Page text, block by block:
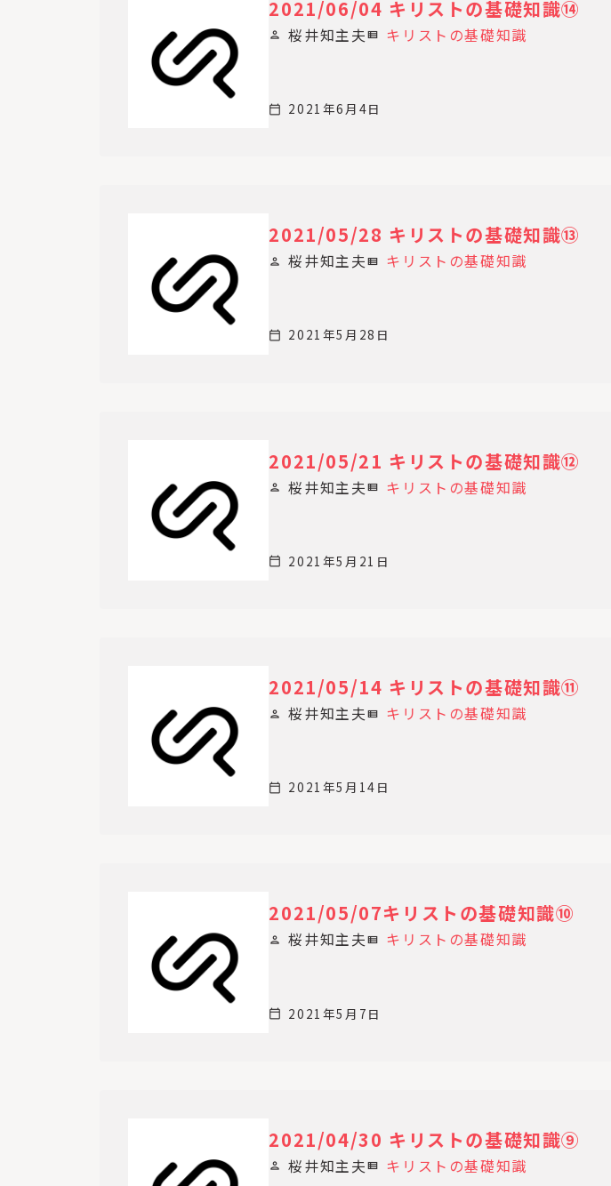
2021/06/04 キリストの基礎知識⑭
person 桜井知主夫 view_list キリストの基礎知識
calendar_today 2021年6月4日
2021/05/28 キリストの基礎知識⑬
person 桜井知主夫 view_list キリストの基礎知識
calendar_today 2021年5月28日
2021/05/21 キリストの基礎知識⑫
person 桜井知主夫 view_list キリストの基礎知識
calendar_today 2021年5月21日
2021/05/14 キリストの基礎知識⑪
person 桜井知主夫 view_list キリストの基礎知識
calendar_today 2021年5月14日
2021/05/07キリストの基礎知識⑩
person 桜井知主夫 view_list キリストの基礎知識
calendar_today 2021年5月7日
2021/04/30 キリストの基礎知識⑨
person 桜井知主夫 view_list キリストの基礎知識